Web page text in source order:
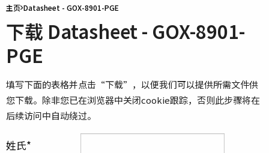
主页 Datasheet - GOX-8901-PGE
下载 Datasheet - GOX-8901-
PGE
填写下面的表格并点击“下载”，以便我们可以提供所需文件供
您下载。除非您已在浏览器中关闭cookie跟踪，否则此步骤将在
后续访问中自动绕过。
姓氏